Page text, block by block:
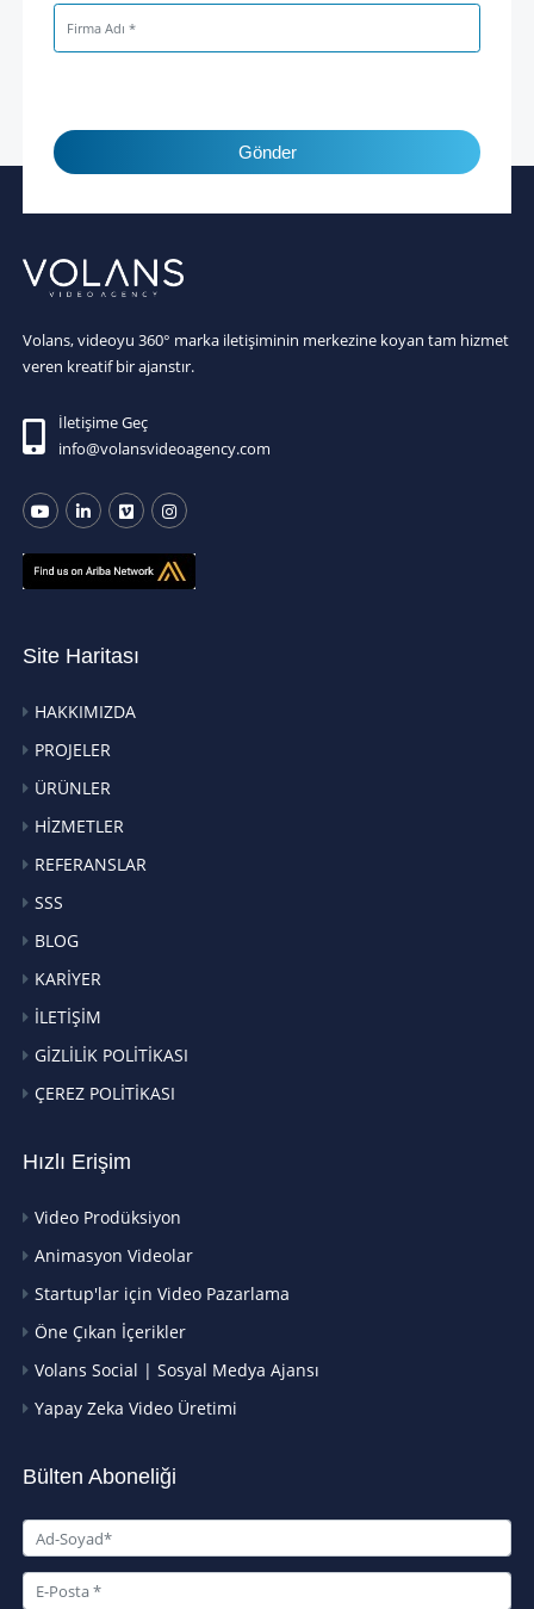
Gönder
Volans, videoyu 360° marka iletişiminin merkezine koyan tam hizmet
veren kreatif bir ajanstır.
İletişime Geç
info@volansvideoagency.com
Site Haritası
HAKKIMIZDA
PROJELER
ÜRÜNLER
HİZMETLER
REFERANSLAR
SSS
BLOG
KARİYER
İLETİŞİM
GİZLİLİK POLİTİKASI
ÇEREZ POLİTİKASI
Hızlı Erişim
Video Prodüksiyon
Animasyon Videolar
Startup'lar için Video Pazarlama
Öne Çıkan İçerikler
Volans Social | Sosyal Medya Ajansı
Yapay Zeka Video Üretimi
Bülten Aboneliği